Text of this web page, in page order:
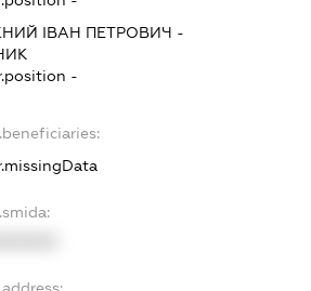
ІВАН ПЕТРОВИЧ -
-